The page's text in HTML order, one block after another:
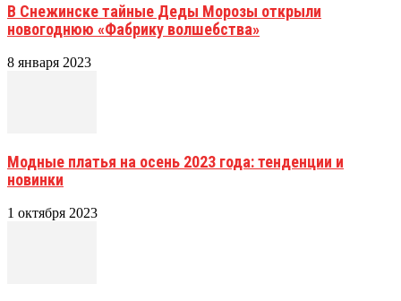
В Снежинске тайные Деды Морозы открыли
новогоднюю «Фабрику волшебства»
8 января 2023
Модные платья на осень 2023 года: тенденции и
новинки
1 октября 2023